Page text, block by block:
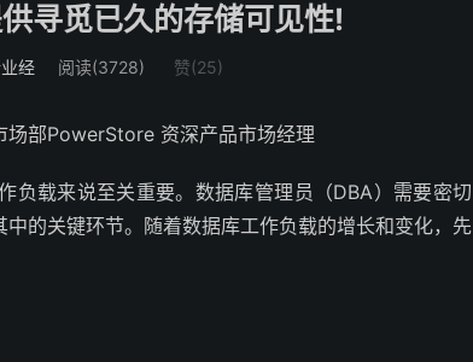
寻觅已久的存储可见性!
经 阅读(3728) 赞(25)
场部PowerStore 资深产品市场经理
负载来说至关重要。数据库管理员（DBA）需要密切
的关键环节。随着数据库工作负载的增长和变化，先